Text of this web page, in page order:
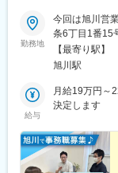
勤務地
今回は旭川営
条6丁目1番
て転勤はあ
見営業所■旭川
川営業所
【最寄り駅】
旭川駅
給与
月給19万円～
決定します